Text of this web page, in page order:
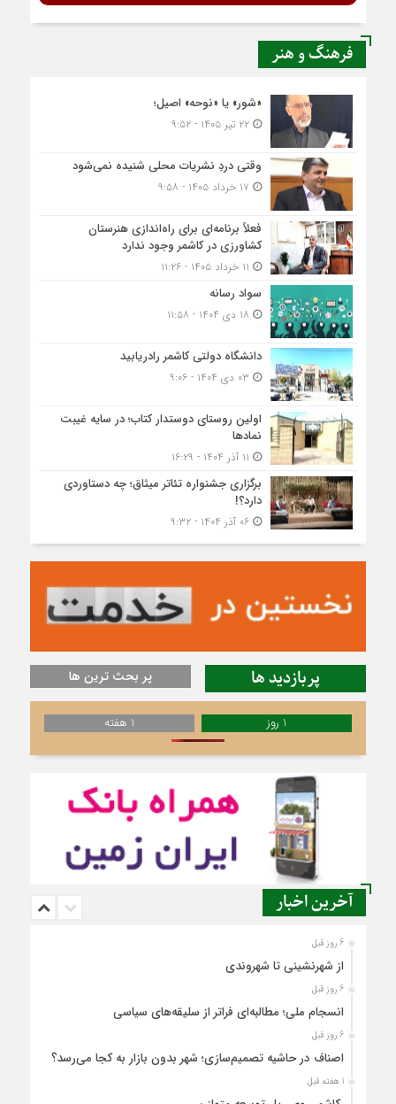
فرهنگ و هنر
«شور» یا «نوحه» اصیل؛
۲۲ تیر ۱۴۰۵ - ۹:۵۲
وقتی دردِ نشریات محلی شنیده نمی‌شود
فعلاً برنامه‌ای برای راه‌اندازی هنرستان
کشاورزی در کاشمر وجود ندارد
سواد رسانه
دانشگاه دولتی کاشمر‌ رادریابید
اولین روستای دوستدار کتاب؛ در سایه غیبت
نمادها
برگزاری جشنواره تئاتر میثاق؛ چه دستاوردی
دارد؟!
۰۶ آذر ۱۴۰۴ - ۹:۳۲
پربازدید ها پر بحث ترین ها
1 روز 1 هفته
آخرین اخبار
6 روز قبل
از شهرنشینی تا شهروندی
6 روز قبل
انسجام ملی؛ مطالبه‌ای فراتر از سلیقه‌های سیاسی
6 روز قبل
اصناف در حاشیه تصمیم‌سازی؛ شهر بدون بازار به کجا می‌رسد؟
1 هفته قبل